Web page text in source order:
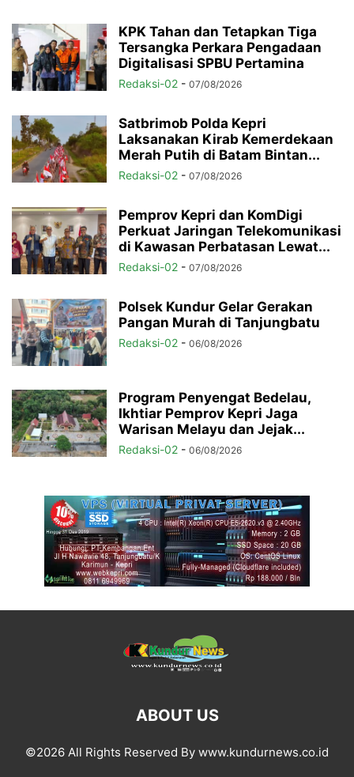
KPK Tahan dan Tetapkan Tiga
Tersangka Perkara Pengadaan
Digitalisasi SPBU Pertamina
Redaksi-02 - 07/08/2026
Satbrimob Polda Kepri
Laksanakan Kirab Kemerdekaan
Merah Putih di Batam Bintan...
Redaksi-02 - 07/08/2026
Pemprov Kepri dan KomDigi
Perkuat Jaringan Telekomunikasi
di Kawasan Perbatasan Lewat...
Redaksi-02 - 07/08/2026
Polsek Kundur Gelar Gerakan
Pangan Murah di Tanjungbatu
Redaksi-02 - 06/08/2026
Program Penyengat Bedelau,
Ikhtiar Pemprov Kepri Jaga
Warisan Melayu dan Jejak...
Redaksi-02 - 06/08/2026
ABOUT US
©2026 All Rights Reserved By www.kundurnews.co.id